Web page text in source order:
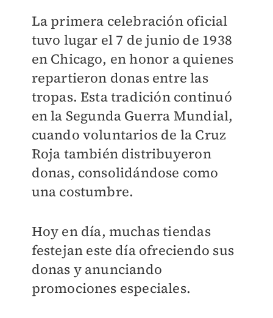
La primera celebración oficial
tuvo lugar el 7 de junio de 1938
en Chicago, en honor a quienes
repartieron donas entre las
tropas. Esta tradición continuó
en la Segunda Guerra Mundial,
cuando voluntarios de la Cruz
Roja también distribuyeron
donas, consolidándose como
una costumbre.
Hoy en día, muchas tiendas
festejan este día ofreciendo sus
donas y anunciando
promociones especiales.